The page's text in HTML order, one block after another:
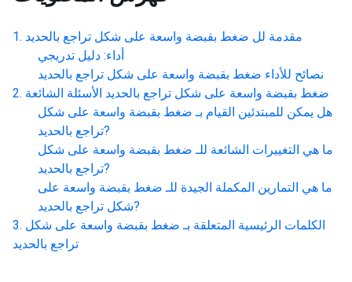
مقدمة لل ضغط بقبضة واسعة على شكل تراجع بالحديد
أداء: دليل تدريجي
نصائح للأداء ضغط بقبضة واسعة على شكل تراجع بالحديد
ضغط بقبضة واسعة على شكل تراجع بالحديد الأسئلة الشائعة
هل يمكن للمبتدئين القيام بـ ضغط بقبضة واسعة على شكل
تراجع بالحديد?
ما هي التغييرات الشائعة للـ ضغط بقبضة واسعة على شكل
تراجع بالحديد?
ما هي التمارين المكملة الجيدة للـ ضغط بقبضة واسعة على
شكل تراجع بالحديد?
الكلمات الرئيسية المتعلقة بـ ضغط بقبضة واسعة على شكل
تراجع بالحديد